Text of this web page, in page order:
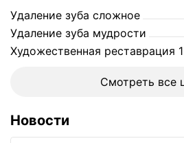
Удаление зуба сложное
Удаление зуба мудрости
Смотреть все
Новости